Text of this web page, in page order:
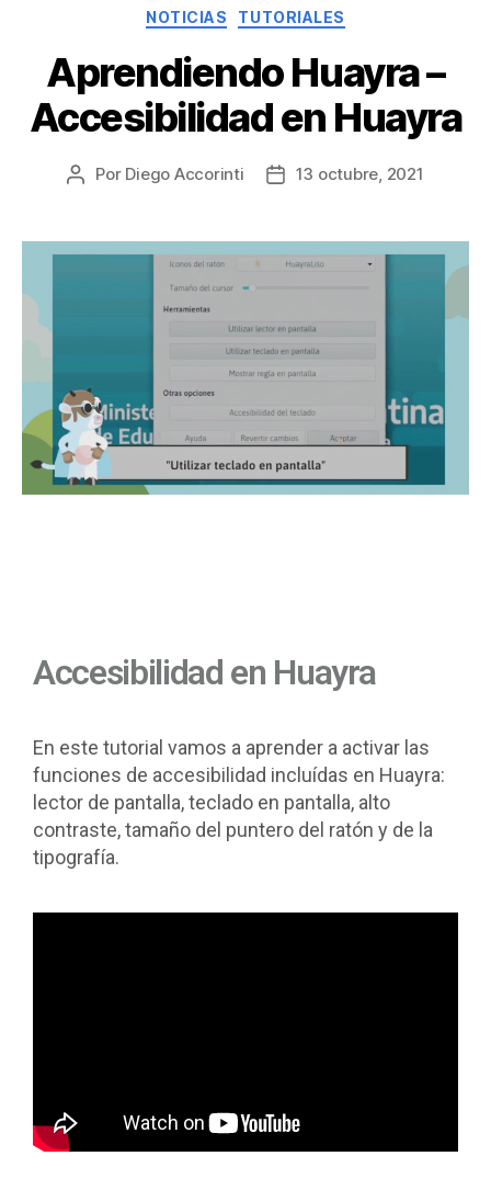
NOTICIAS TUTORIALES
Aprendiendo Huayra –
Accesibilidad en Huayra
Por Diego Accorinti 13 octubre, 2021
Accesibilidad en Huayra
En este tutorial vamos a aprender a activar las
funciones de accesibilidad incluídas en Huayra:
lector de pantalla, teclado en pantalla, alto
contraste, tamaño del puntero del ratón y de la
tipografía.